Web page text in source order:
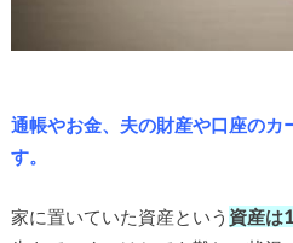
通帳やお金、夫の財産や口座のカ
す。
家に置いていた資産という 資産は